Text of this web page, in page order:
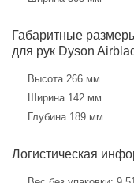
Габаритные
для рук Dyson
Высота 266 мм
Ширина 142 мм
Глубина 189 мм
Логистическая